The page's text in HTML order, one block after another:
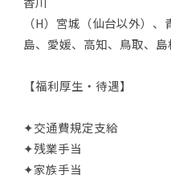
（H）宮城（仙台以外）
島、愛媛、高知、鳥取、
【福利厚生・待遇】
✦交通費規定支給
✦残業手当
✦家族手当